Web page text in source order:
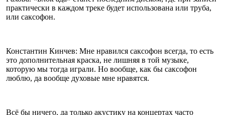
практически в каждом треке будет использована или труба,
или саксофон.
Константин Кинчев: Мне нравился саксофон всегда, то есть
это дополнительная краска, не лишняя в той музыке,
которую мы тогда играли. Но вообще, как бы саксофон
люблю, да вообще духовые мне нравятся.
Всё бы ничего, да только акустику на концертах часто